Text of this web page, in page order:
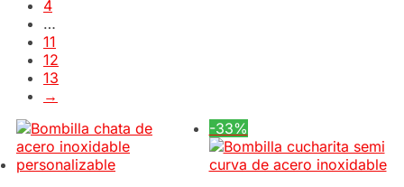
4
…
11
12
13
→
-33%